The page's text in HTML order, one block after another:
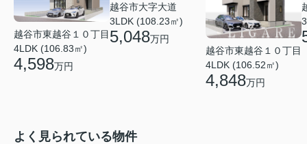
越谷市東越谷１０丁目
4LDK (106.83㎡)
4,598万円
越谷市大字大道
3LDK (108.23㎡)
5,048万円
越谷市東越谷１０丁目
4LDK (106.52㎡)
4,848万円
よく見られている物件